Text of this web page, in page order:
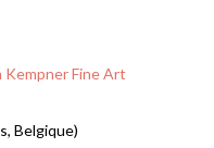
Kempner Fine Art
Belgique)